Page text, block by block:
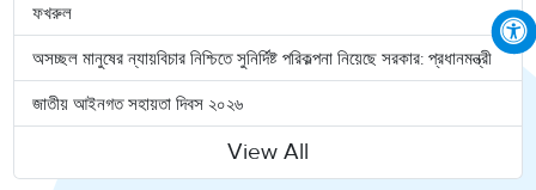
ফখরুল
অসচ্ছল মানুষের ন্যায়বিচার নিশ্চিতে সুনির্দিষ্ট পরিকল্পনা নিয়েছে সরকার: প্রধানমন্ত্রী
জাতীয় আইনগত সহায়তা দিবস ২০২৬
View All